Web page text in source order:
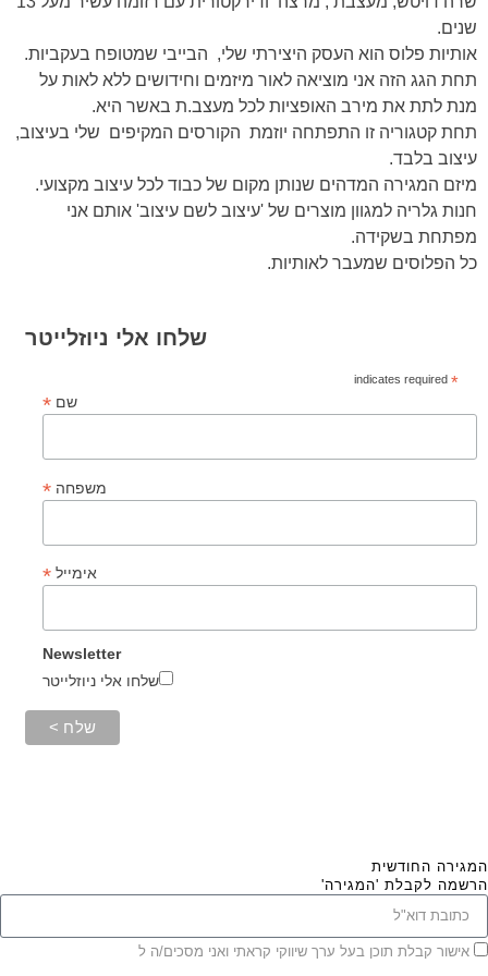
שנים.
אותיות פלוס הוא העסק היצירתי שלי, הבייבי שמטופח בעקביות.
תחת הגג הזה אני מוציאה לאור מיזמים וחידושים ללא לאות על
מנת לתת את מירב האופציות לכל מעצב.ת באשר היא.
תחת קטגוריה זו התפתחה יוזמת הקורסים המקיפים שלי בעיצוב,
עיצוב בלבד.
מיזם המגירה המדהים שנותן מקום של כבוד לכל עיצוב מקצועי.
חנות גלריה למגוון מוצרים של 'עיצוב לשם עיצוב' אותם אני
מפתחת בשקידה.
כל הפלוסים שמעבר לאותיות.
שלחו אלי ניוזלייטר
*
indicates required
שם *
משפחה *
אימייל *
Newsletter
שלחו אלי ניוזלייטר
המגירה החודשית
הרשמה לקבלת 'המגירה'
אישור קבלת תוכן בעל ערך שיווקי קראתי ואני מסכים/ה ל